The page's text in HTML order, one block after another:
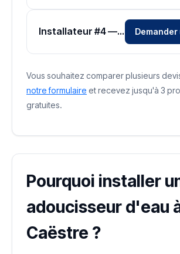
Installateur #4 — Zone Nord Demander
Vous souhaitez comparer plusieurs
notre formulaire et recevez jusqu'à 3
gratuites.
Pourquoi installer
adoucisseur d'eau
Caëstre ?